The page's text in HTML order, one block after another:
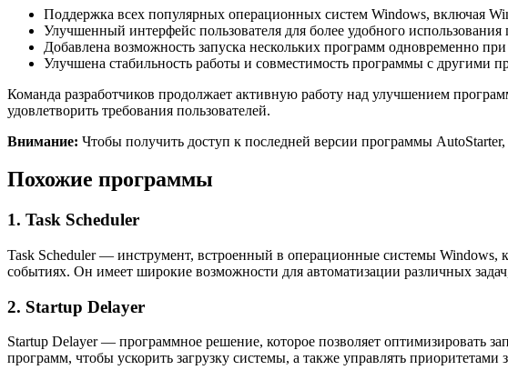
Поддержка всех популярных операционных систем Windows, включая
Улучшенный интерфейс пользователя для более удобного
Добавлена возможность запуска нескольких программ одновременно при
Улучшена стабильность работы и совместимость программы с другими
Команда разработчиков продолжает активную работу над улучшением
удовлетворить требования пользователей.
Внимание: Чтобы получить доступ к последней версии программы
Похожие программы
1. Task Scheduler
Task Scheduler — инструмент, встроенный в операционные системы Windows,
событиях. Он имеет широкие возможности для автоматизации различных
2. Startup Delayer
Startup Delayer — программное решение, которое позволяет оптимизировать
программ, чтобы ускорить загрузку системы, а также управлять приоритетами